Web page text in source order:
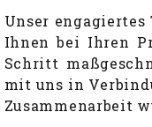
Unser
Ihnen bei Ihren
Schritt
mit uns in
Zusammenarbeit